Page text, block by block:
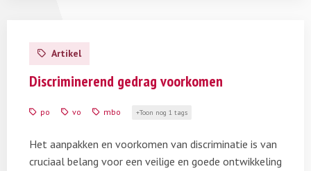
meer
Discriminerend
voorkomen
Artikel
Discriminerend gedrag voorkomen
po vo mbo Toon nog 1 tags
Het aanpakken en voorkomen van discriminatie is van
cruciaal belang voor een veilige en goede ontwikkeling